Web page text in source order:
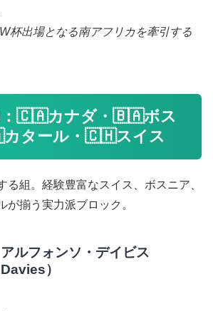
杯出場となる南アフリカを牽引する
：🇨🇦カナダ・🇧🇦ボス
タール・🇨🇭スイス
る組。経験豊富なスイス、ボスニア、
が揃う実力派ブロック。
フォンソ・デイビス
）